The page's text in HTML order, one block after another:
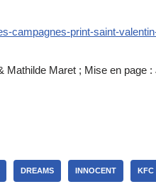
campagnes-print-saint-
Mathilde Maret ; Mise en page
DREAMS INNOCENT KFC